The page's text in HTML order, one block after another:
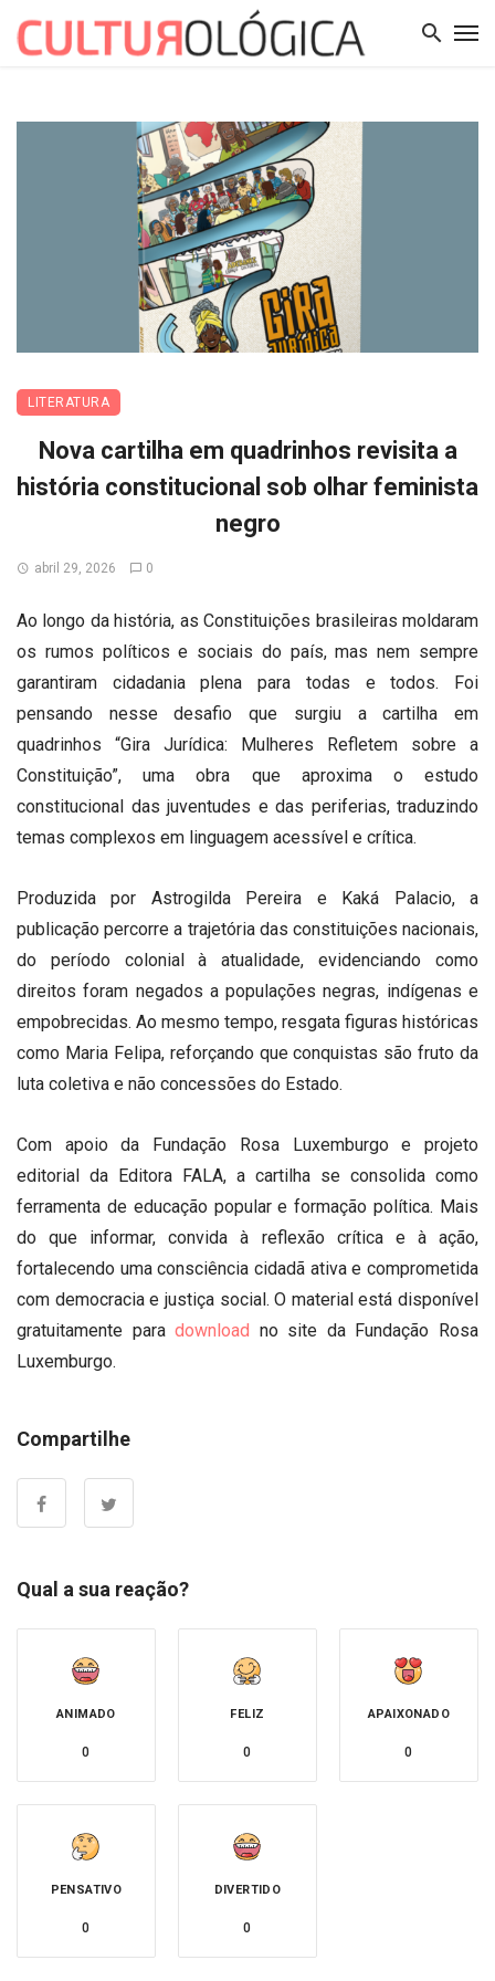
LITERATURA
Nova cartilha em quadrinhos revisita a
história constitucional sob olhar feminista
negro
abril 29, 2026 0
Ao longo da história, as Constituições brasileiras moldaram
os rumos políticos e sociais do país, mas nem sempre
garantiram cidadania plena para todas e todos. Foi
pensando nesse desafio que surgiu a cartilha em
quadrinhos “Gira Jurídica: Mulheres Refletem sobre a
Constituição”, uma obra que aproxima o estudo
constitucional das juventudes e das periferias, traduzindo
temas complexos em linguagem acessível e crítica.
Produzida por Astrogilda Pereira e Kaká Palacio, a
publicação percorre a trajetória das constituições nacionais,
do período colonial à atualidade, evidenciando como
direitos foram negados a populações negras, indígenas e
empobrecidas. Ao mesmo tempo, resgata figuras históricas
como Maria Felipa, reforçando que conquistas são fruto da
luta coletiva e não concessões do Estado.
Com apoio da Fundação Rosa Luxemburgo e projeto
editorial da Editora FALA, a cartilha se consolida como
ferramenta de educação popular e formação política. Mais
do que informar, convida à reflexão crítica e à ação,
fortalecendo uma consciência cidadã ativa e comprometida
com democracia e justiça social. O material está disponível
gratuitamente paradownload no site da Fundação Rosa
Luxemburgo.
Compartilhe
Qual a sua reação?
ANIMADO
0
FELIZ
0
APAIXONADO
0
PENSATIVO
0
DIVERTIDO
0